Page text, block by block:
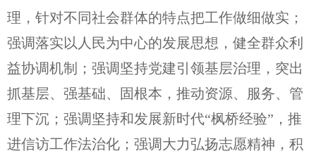
理，针对不同社会群体的特点把工作做细做实；
强调落实以人民为中心的发展思想，健全群众利
益协调机制；强调坚持党建引领基层治理，突出
抓基层、强基础、固根本，推动资源、服务、管
理下沉；强调坚持和发展新时代“枫桥经验”，推
进信访工作法治化；强调大力弘扬志愿精神，积